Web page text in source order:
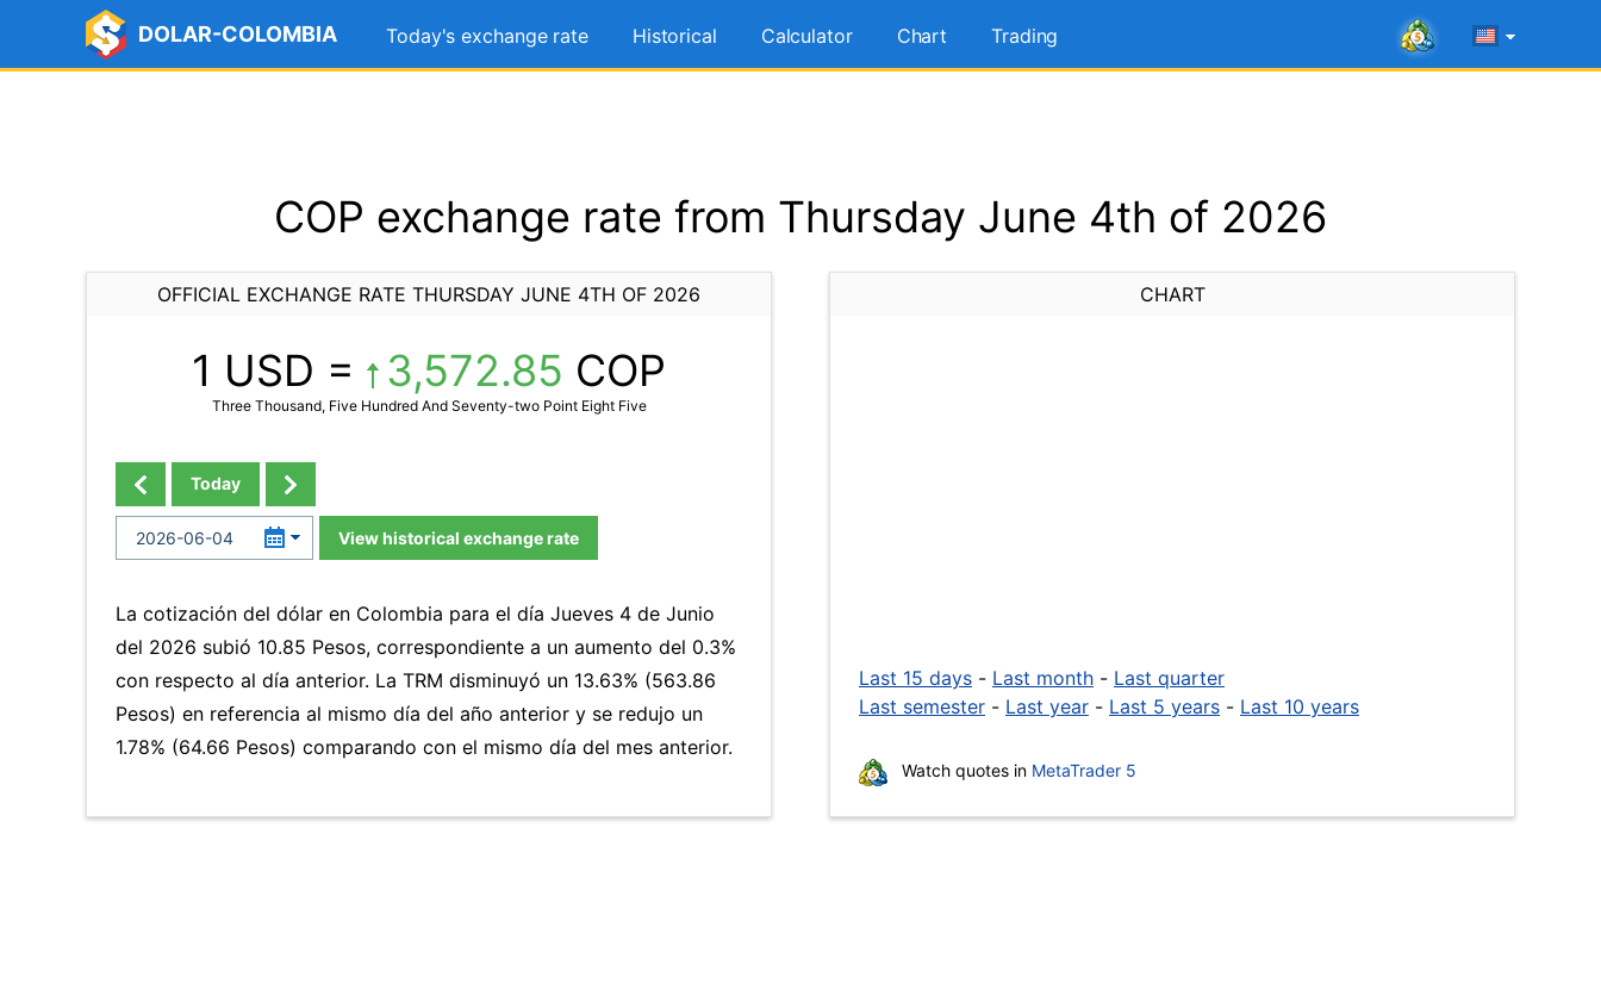
DOLAR-COLOMBIA Today's exchange rate Historical Calculator Chart Trading
COP exchange rate from Thursday June 4th of 2026
OFFICIAL EXCHANGE RATE THURSDAY JUNE 4TH OF 2026
1 USD = 3,572.85 COP
Three Thousand, Five Hundred And Seventy-two Point Eight Five
Today
View historical exchange rate
La cotización del dólar en Colombia para el día Jueves 4 de Junio
del 2026 subió 10.85 Pesos, correspondiente a un aumento del 0.3%
con respecto al día anterior. La TRM disminuyó un 13.63% (563.86
Pesos) en referencia al mismo día del año anterior y se redujo un
1.78% (64.66 Pesos) comparando con el mismo día del mes anterior.
CHART
Last 15 days - Last month - Last quarter
Last semester - Last year - Last 5 years - Last 10 years
Watch quotes in MetaTrader 5